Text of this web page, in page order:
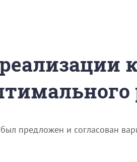
предложен и согласован